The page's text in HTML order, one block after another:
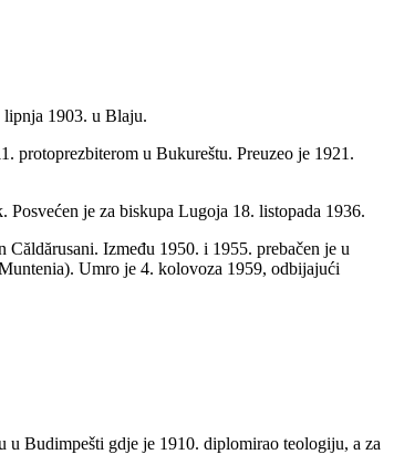
lipnja 1903. u Blaju.
protoprezbiterom u Bukureštu. Preuzeo je 1921.
je za biskupa Lugoja 18. listopada 1936.
Između 1950. i 1955. prebačen je u
Umro je 4. kolovoza 1959, odbijajući
u Budimpešti gdje je 1910. diplomirao teologiju, a za